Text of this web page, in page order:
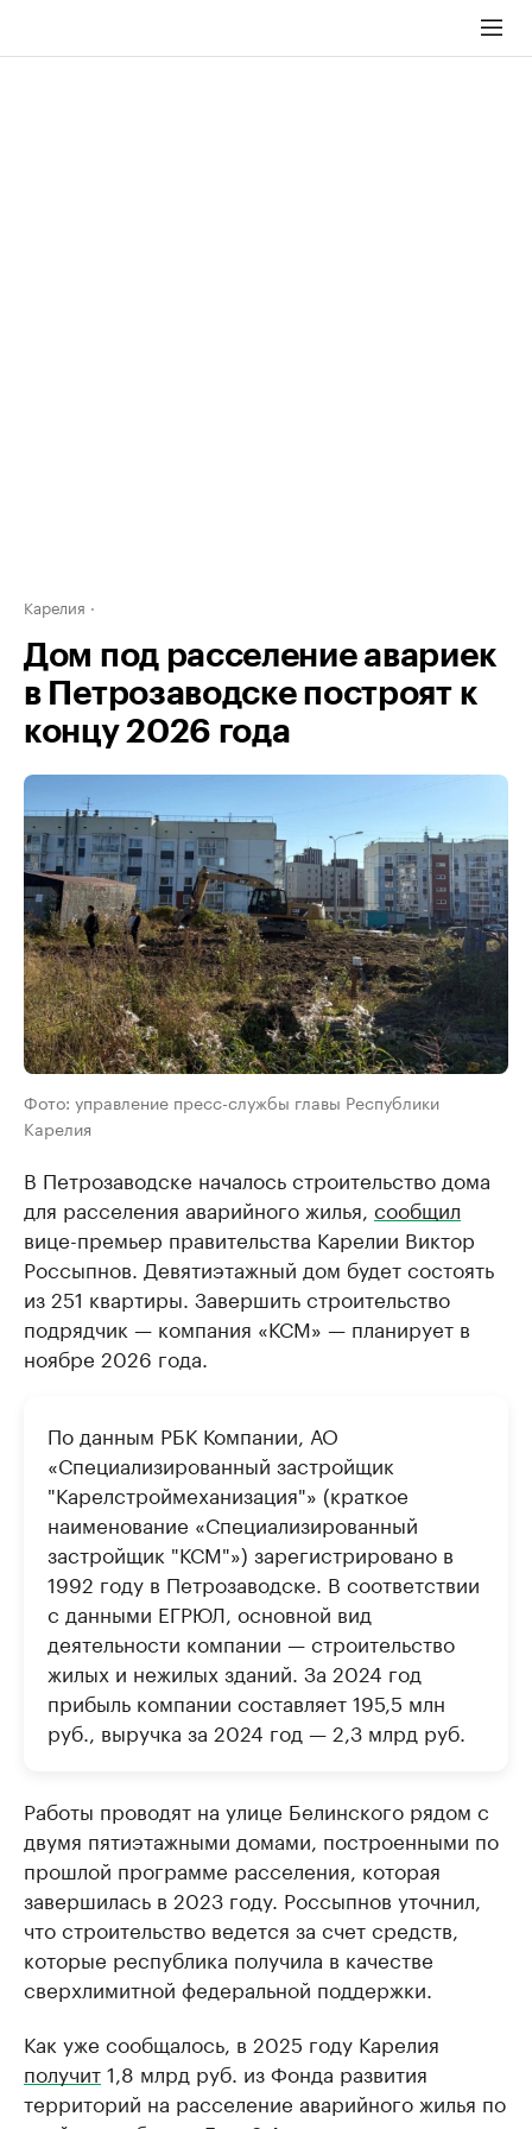
Карелия
Дом под расселение авариек
в Петрозаводске построят к
концу 2026 года
Фото: управление пресс-службы главы Республики
Карелия
В Петрозаводске началось строительство дома
для расселения аварийного жилья, сообщил
вице-премьер правительства Карелии Виктор
Россыпнов. Девятиэтажный дом будет состоять
из 251 квартиры. Завершить строительство
подрядчик — компания «КСМ» — планирует в
ноябре 2026 года.
По данным РБК Компании, АО
«Специализированный застройщик
"Карелстроймеханизация"» (краткое
наименование «Специализированный
застройщик "КСМ"») зарегистрировано в
1992 году в Петрозаводске. В соответствии
с данными ЕГРЮЛ, основной вид
деятельности компании — строительство
жилых и нежилых зданий. За 2024 год
прибыль компании составляет 195,5 млн
руб., выручка за 2024 год — 2,3 млрд руб.
Работы проводят на улице Белинского рядом с
двумя пятиэтажными домами, построенными по
прошлой программе расселения, которая
завершилась в 2023 году. Россыпнов уточнил,
что строительство ведется за счет средств,
которые республика получила в качестве
сверхлимитной федеральной поддержки.
Как уже сообщалось, в 2025 году Карелия
получит1,8 млрд руб. из Фонда развития
территорий на расселение аварийного жилья по